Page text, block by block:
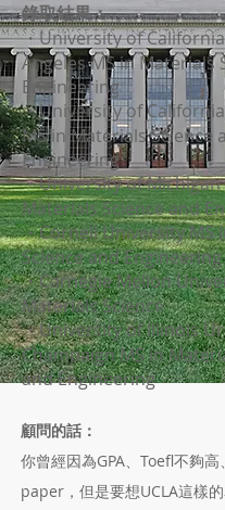
錄取結果：
・University of
Angeles MS in Materials
Engineering
・University of
MS in Materials Science
Engineering
・University of Michigan
Materials Science and
・Cornell University MS
Science and Engineering
・Carnegie Mellon
Materials Science
・University of Illinois
Champaign MS in
and Engineering
顧問的話：
你曾經因為GPA、Toefl不夠高
paper，但是要想UCLA這樣